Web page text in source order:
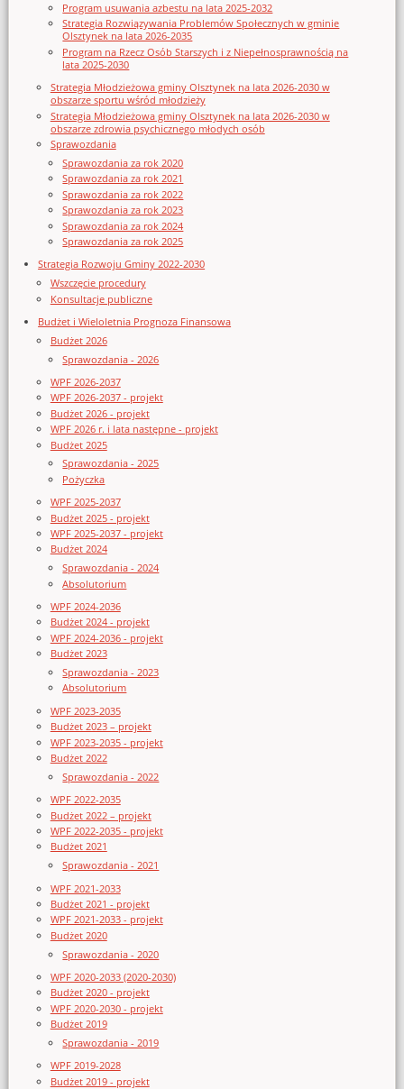
Program usuwania azbestu na lata 2025-2032
Strategia Rozwiązywania Problemów Społecznych w gminie
Olsztynek na lata 2026-2035
Program na Rzecz Osób Starszych i z Niepełnosprawnością na
lata 2025-2030
Strategia Młodzieżowa gminy Olsztynek na lata 2026-2030 w
obszarze sportu wśród młodzieży
Strategia Młodzieżowa gminy Olsztynek na lata 2026-2030 w
obszarze zdrowia psychicznego młodych osób
Sprawozdania
Sprawozdania za rok 2020
Sprawozdania za rok 2021
Sprawozdania za rok 2022
Sprawozdania za rok 2023
Sprawozdania za rok 2024
Sprawozdania za rok 2025
Strategia Rozwoju Gminy 2022-2030
Wszczęcie procedury
Konsultacje publiczne
Budżet i Wieloletnia Prognoza Finansowa
Budżet 2026
Sprawozdania - 2026
WPF 2026-2037
WPF 2026-2037 - projekt
Budżet 2026 - projekt
WPF 2026 r. i lata następne - projekt
Budżet 2025
Sprawozdania - 2025
Pożyczka
WPF 2025-2037
Budżet 2025 - projekt
WPF 2025-2037 - projekt
Budżet 2024
Sprawozdania - 2024
Absolutorium
WPF 2024-2036
Budżet 2024 - projekt
WPF 2024-2036 - projekt
Budżet 2023
Sprawozdania - 2023
Absolutorium
WPF 2023-2035
Budżet 2023 – projekt
WPF 2023-2035 - projekt
Budżet 2022
Sprawozdania - 2022
WPF 2022-2035
Budżet 2022 – projekt
WPF 2022-2035 - projekt
Budżet 2021
Sprawozdania - 2021
WPF 2021-2033
Budżet 2021 - projekt
WPF 2021-2033 - projekt
Budżet 2020
Sprawozdania - 2020
WPF 2020-2033 (2020-2030)
Budżet 2020 - projekt
WPF 2020-2030 - projekt
Budżet 2019
Sprawozdania - 2019
WPF 2019-2028
Budżet 2019 - projekt